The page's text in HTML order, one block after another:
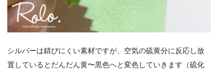
シルバーは錆びにくい素材ですが、空気の硫黄分に反応し放
置しているとだんだん黄〜黒色へと変色していきます（硫化